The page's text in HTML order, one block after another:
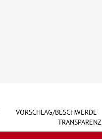
VORSCHLAG/BESCHWERDE
TRANSPARENZ